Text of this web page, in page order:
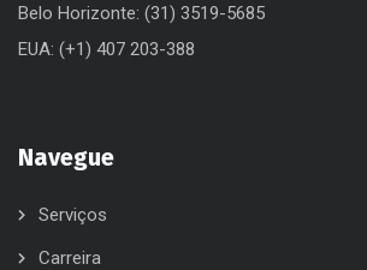
Belo Horizonte: (31) 3519-5685
EUA: (+1) 407 203-388
Navegue
Serviços
Carreira